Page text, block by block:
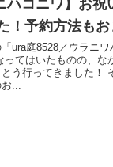
ハコニワ】お祝
！予約方法も
ura庭8528／ウラニ
てはいたものの、な
う行ってきました！
...